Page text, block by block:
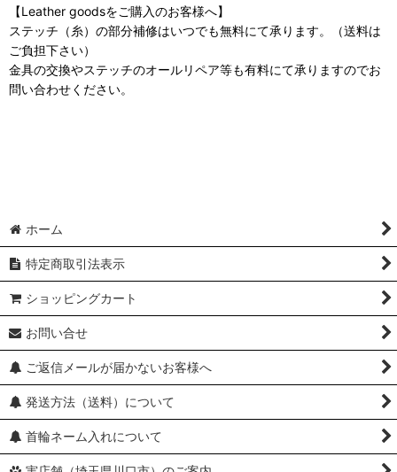
【Leather goodsをご購入のお客様へ】
ステッチ（糸）の部分補修はいつでも無料にて承ります。（送料は
ご負担下さい）
金具の交換やステッチのオールリペア等も有料にて承りますのでお
問い合わせください。
ホーム
特定商取引法表示
ショッピングカート
お問い合せ
ご返信メールが届かないお客様へ
発送方法（送料）について
首輪ネーム入れについて